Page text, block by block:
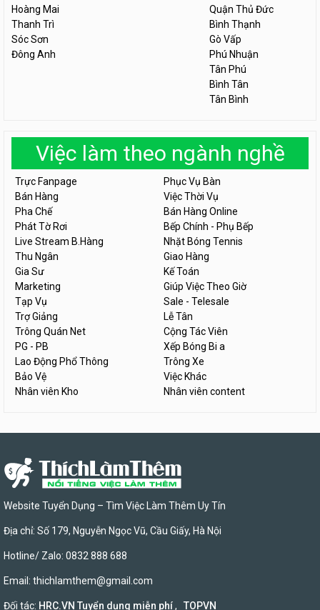
Hoàng Mai
Thanh Trì
Sóc Sơn
Đông Anh
Quận Thủ Đức
Bình Thạnh
Gò Vấp
Phú Nhuận
Tân Phú
Bình Tân
Tân Bình
Việc làm theo ngành nghề
Trực Fanpage
Phục Vụ Bàn
Bán Hàng
Việc Thời Vụ
Pha Chế
Bán Hàng Online
Phát Tờ Rơi
Bếp Chính - Phụ Bếp
Live Stream B.Hàng
Nhặt Bóng Tennis
Thu Ngân
Giao Hàng
Gia Sư
Kế Toán
Marketing
Giúp Việc Theo Giờ
Tạp Vụ
Sale - Telesale
Trợ Giảng
Lễ Tân
Trông Quán Net
Cộng Tác Viên
PG - PB
Xếp Bóng Bi a
Lao Động Phổ Thông
Trông Xe
Bảo Vệ
Việc Khác
Nhân viên Kho
Nhân viên content
Website Tuyển Dụng – Tìm Việc Làm Thêm Uy Tín
Địa chỉ: Số 179, Nguyễn Ngọc Vũ, Cầu Giấy, Hà Nội
Hotline/ Zalo: 0832 888 688
Email: thichlamthem@gmail.com
Đối tác: HRC.VN Tuyển dụng miễn phí, TOPVN